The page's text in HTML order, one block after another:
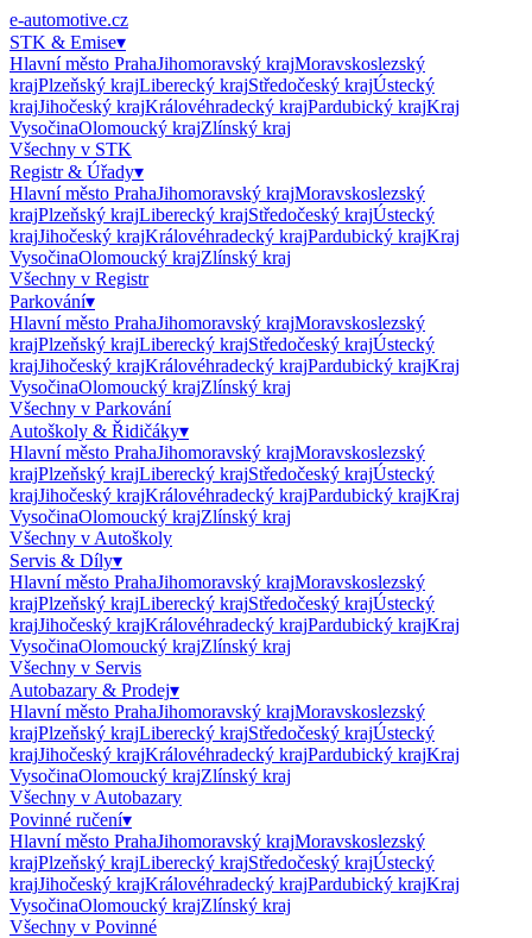
e-automotive.cz
STK & Emise▾
Hlavní město PrahaJihomoravský krajMoravskoslezský
krajPlzeňský krajLiberecký krajStředočeský krajÚstecký
krajJihočeský krajKrálovéhradecký krajPardubický krajKraj
VysočinaOlomoucký krajZlínský kraj
Všechny v STK
Registr & Úřady▾
Hlavní město PrahaJihomoravský krajMoravskoslezský
krajPlzeňský krajLiberecký krajStředočeský krajÚstecký
krajJihočeský krajKrálovéhradecký krajPardubický krajKraj
VysočinaOlomoucký krajZlínský kraj
Všechny v Registr
Parkování▾
Hlavní město PrahaJihomoravský krajMoravskoslezský
krajPlzeňský krajLiberecký krajStředočeský krajÚstecký
krajJihočeský krajKrálovéhradecký krajPardubický krajKraj
VysočinaOlomoucký krajZlínský kraj
Všechny v Parkování
Autoškoly & Řidičáky▾
Hlavní město PrahaJihomoravský krajMoravskoslezský
krajPlzeňský krajLiberecký krajStředočeský krajÚstecký
krajJihočeský krajKrálovéhradecký krajPardubický krajKraj
VysočinaOlomoucký krajZlínský kraj
Všechny v Autoškoly
Servis & Díly▾
Hlavní město PrahaJihomoravský krajMoravskoslezský
krajPlzeňský krajLiberecký krajStředočeský krajÚstecký
krajJihočeský krajKrálovéhradecký krajPardubický krajKraj
VysočinaOlomoucký krajZlínský kraj
Všechny v Servis
Autobazary & Prodej▾
Hlavní město PrahaJihomoravský krajMoravskoslezský
krajPlzeňský krajLiberecký krajStředočeský krajÚstecký
krajJihočeský krajKrálovéhradecký krajPardubický krajKraj
VysočinaOlomoucký krajZlínský kraj
Všechny v Autobazary
Povinné ručení▾
Hlavní město PrahaJihomoravský krajMoravskoslezský
krajPlzeňský krajLiberecký krajStředočeský krajÚstecký
krajJihočeský krajKrálovéhradecký krajPardubický krajKraj
VysočinaOlomoucký krajZlínský kraj
Všechny v Povinné